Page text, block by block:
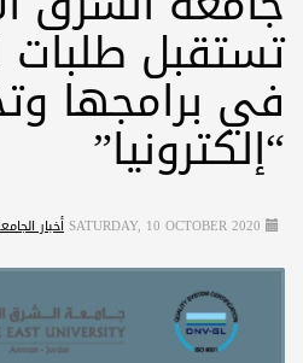
تستقبل طلبات
في برامجها
“إلكترونيا”
SATURDAY, 10 OCTOBER 2020 أخبار